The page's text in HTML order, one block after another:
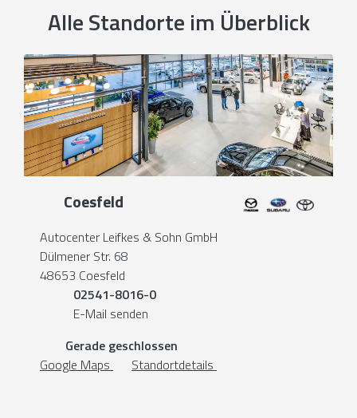
Alle Standorte im Überblick
Coesfeld
Autocenter Leifkes & Sohn GmbH
Dülmener Str. 68
48653 Coesfeld
02541-8016-0
E-Mail senden
Gerade geschlossen
Google Maps
Standortdetails